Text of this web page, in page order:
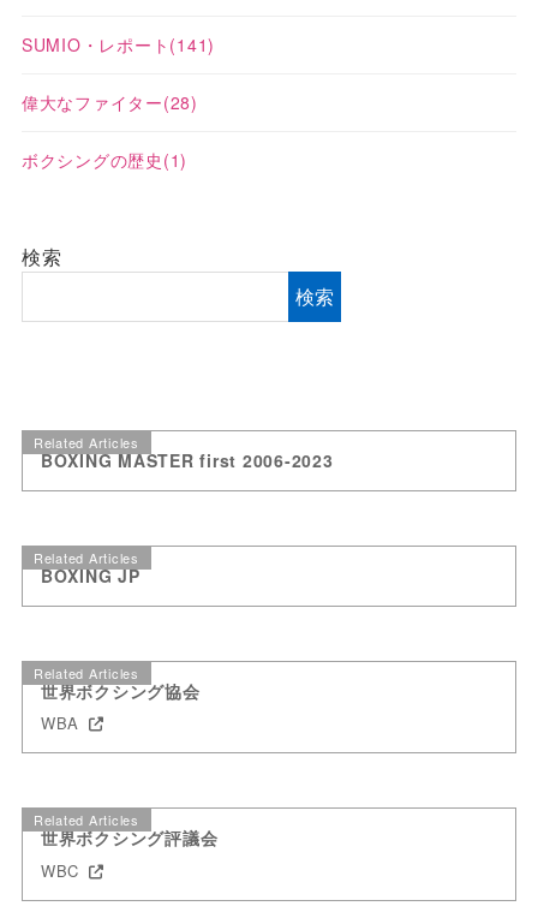
SUMIO・レポート (141)
偉大なファイター(28)
ボクシングの歴史 (1)
検索
検索
Related Articles
BOXING MASTER first 2006-2023
Related Articles
BOXING JP
Related Articles
世界ボクシング協会
WBA
Related Articles
世界ボクシング評議会
WBC